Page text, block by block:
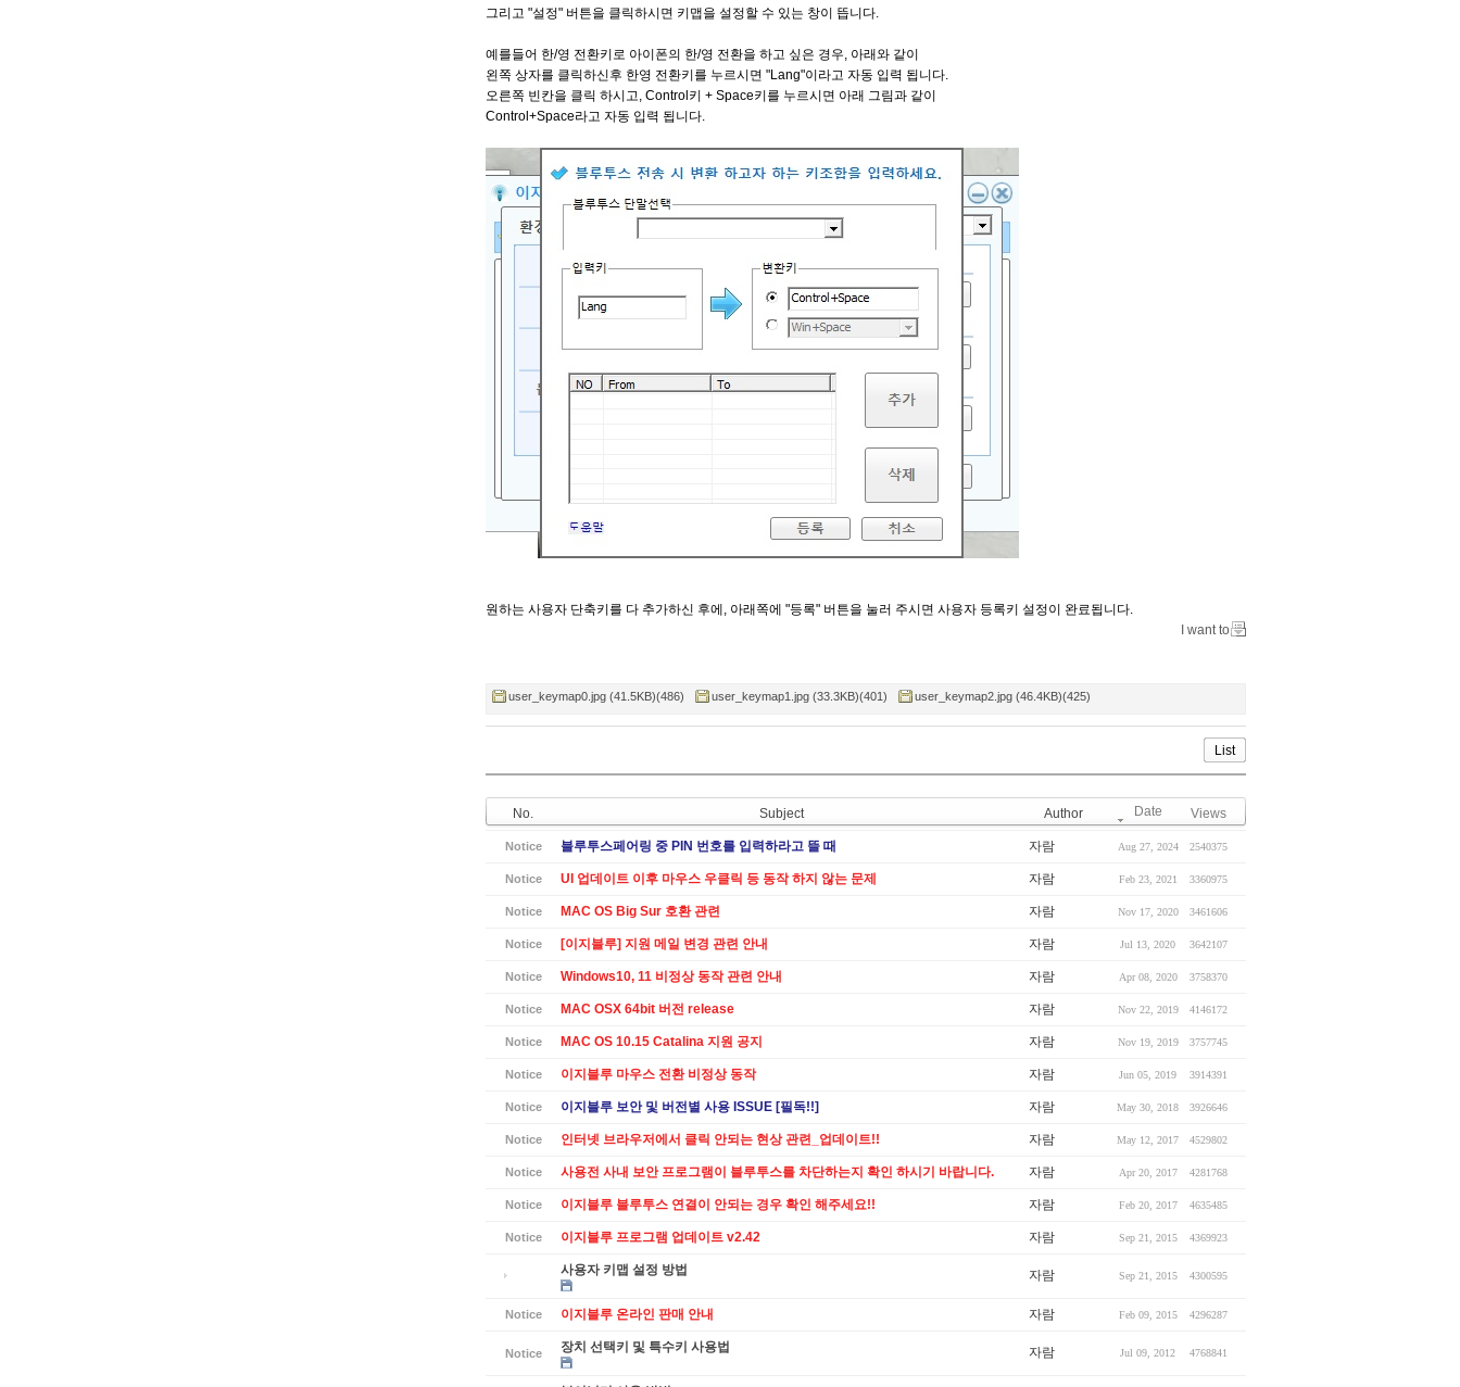
그리고 "설정" 버튼을 클릭하시면 키맵을 설정할 수 있는 창이 뜹니다.
예를들어 한/영 전환키로 아이폰의 한/영 전환을 하고 싶은 경우, 아래와 같이
왼쪽 상자를 클릭하신후 한영 전환키를 누르시면 "Lang"이라고 자동 입력 됩니다.
오른쪽 빈칸을 클릭 하시고, Control키 + Space키를 누르시면 아래 그림과 같이
Control+Space라고 자동 입력 됩니다.
원하는 사용자 단축키를 다 추가하신 후에, 아래쪽에 "등록" 버튼을 눌러 주시면 사용자 등록키 설정이 완료됩니다.
I want to
user_keymap0.jpg (41.5KB)(486) user_keymap1.jpg (33.3KB)(401) user_keymap2.jpg (46.4KB)(425)
List
No. Subject Author Date Views
Notice 블루투스페어링 중 PIN 번호를 입력하라고 뜰 때 자람 Aug 27, 2024 2540375
Notice UI 업데이트 이후 마우스 우클릭 등 동작 하지 않는 문제 자람 Feb 23, 2021 3360975
Notice MAC OS Big Sur 호환 관련 자람 Nov 17, 2020 3461606
Notice [이지블루] 지원 메일 변경 관련 안내 자람 Jul 13, 2020 3642107
Notice Windows10, 11 비정상 동작 관련 안내 자람 Apr 08, 2020 3758370
Notice MAC OSX 64bit 버전 release 자람 Nov 22, 2019 4146172
Notice MAC OS 10.15 Catalina 지원 공지 자람 Nov 19, 2019 3757745
Notice 이지블루 마우스 전환 비정상 동작 자람 Jun 05, 2019 3914391
Notice 이지블루 보안 및 버전별 사용 ISSUE [필독!!] 자람 May 30, 2018 3926646
Notice 인터넷 브라우저에서 클릭 안되는 현상 관련_업데이트!! 자람 May 12, 2017 4529802
Notice 사용전 사내 보안 프로그램이 블루투스를 차단하는지 확인 하시기 바랍니다. 자람 Apr 20, 2017 4281768
Notice 이지블루 블루투스 연결이 안되는 경우 확인 해주세요!! 자람 Feb 20, 2017 4635485
Notice 이지블루 프로그램 업데이트 v2.42 자람 Sep 21, 2015 4369923
사용자 키맵 설정 방법 자람 Sep 21, 2015 4300595
Notice 이지블루 온라인 판매 안내 자람 Feb 09, 2015 4296287
Notice 장치 선택키 및 특수키 사용법 자람 Jul 09, 2012 4768841